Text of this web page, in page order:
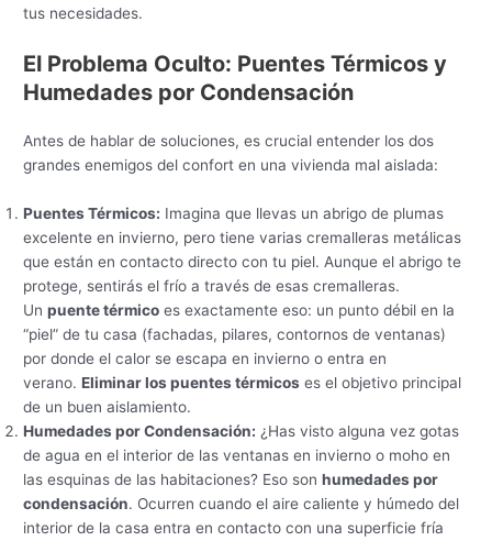
tus necesidades.
El Problema Oculto: Puentes Térmicos y
Humedades por Condensación
Antes de hablar de soluciones, es crucial entender los dos
grandes enemigos del confort en una vivienda mal aislada:
Puentes Térmicos: Imagina que llevas un abrigo de plumas
excelente en invierno, pero tiene varias cremalleras metálicas
que están en contacto directo con tu piel. Aunque el abrigo te
protege, sentirás el frío a través de esas cremalleras.
Unpuente térmico es exactamente eso: un punto débil en la
“piel” de tu casa (fachadas, pilares, contornos de ventanas)
por donde el calor se escapa en invierno o entra en
verano.Eliminar los puentes térmicos es el objetivo principal
de un buen aislamiento.
Humedades por Condensación: ¿Has visto alguna vez gotas
de agua en el interior de las ventanas en invierno o moho en
las esquinas de las habitaciones? Eso sonhumedades por
condensación. Ocurren cuando el aire caliente y húmedo del
interior de la casa entra en contacto con una superficie fría